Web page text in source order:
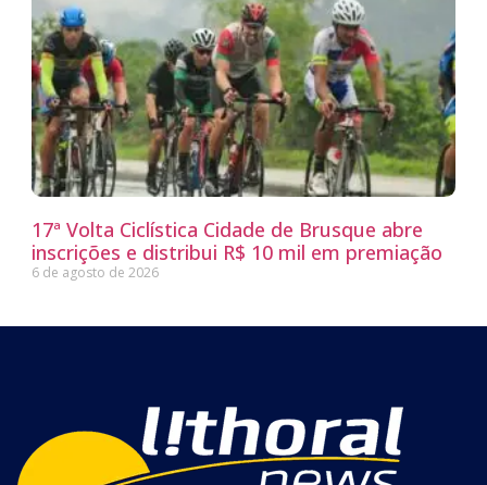
17ª Volta Ciclística Cidade de Brusque abre
inscrições e distribui R$ 10 mil em premiação
6 de agosto de 2026